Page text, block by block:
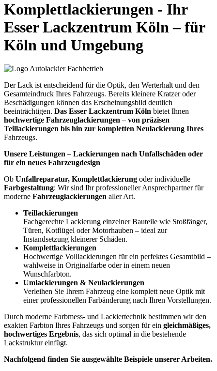
Komplettlackierungen - Ihr
Esser Lackzentrum Köln – für
Köln und Umgebung
Der Lack ist entscheidend für die Optik, den Werterhalt und den
Gesamteindruck Ihres Fahrzeugs. Bereits kleinere Kratzer oder
Beschädigungen können das Erscheinungsbild deutlich
beeinträchtigen. Das Esser Lackzentrum Köln bietet Ihnen
hochwertige Fahrzeuglackierungen – von präzisen
Teillackierungen bis hin zur kompletten Neulackierung Ihres
Fahrzeugs.
Unsere Leistungen – Lackierungen nach Unfallschäden oder
für ein neues Fahrzeugdesign
Ob Unfallreparatur, Komplettlackierung oder individuelle
Farbgestaltung: Wir sind Ihr professioneller Ansprechpartner für
moderne Fahrzeuglackierungen aller Art.
Teillackierungen
Fachgerechte Lackierung einzelner Bauteile wie Stoßfänger,
Türen, Kotflügel oder Motorhauben – ideal zur
Instandsetzung kleinerer Schäden.
Komplettlackierungen
Hochwertige Volllackierungen für ein perfektes Gesamtbild –
wahlweise in Originalfarbe oder in einem neuen
Wunschfarbton.
Umlackierungen & Neulackierungen
Verleihen Sie Ihrem Fahrzeug eine komplett neue Optik mit
einer professionellen Farbänderung nach Ihren Vorstellungen.
Durch moderne Farbmess- und Lackiertechnik bestimmen wir den
exakten Farbton Ihres Fahrzeugs und sorgen für ein gleichmäßiges,
hochwertiges Ergebnis, das sich optimal in die bestehende
Lackstruktur einfügt.
Nachfolgend finden Sie ausgewählte Beispiele unserer Arbeiten.